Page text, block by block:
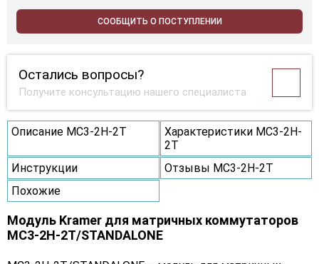
СООБЩИТЬ О ПОСТУПЛЕНИИ
Остались вопросы?
Получите консультацию нашего специалиста
Описание MC3-2H-2T
Характеристики MC3-2H-
2T
Инструкции
Отзывы MC3-2H-2T
Похожие
Модуль Kramer для матричных коммутаторов
MC3-2H-2T/STANDALONE